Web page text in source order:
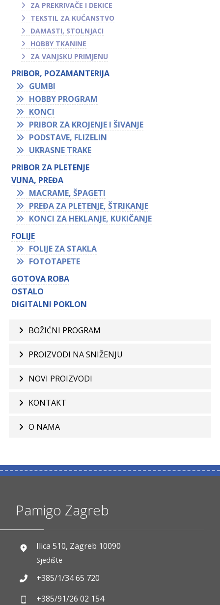
ZA PREKRIVAČE I DEKICE
TEKSTIL ZA KUĆANSTVO
DAMASTI, STOLNJACI
HOBBY TKANINE
ZA VANJSKU PRIMJENU
PRIBOR, POZAMANTERIJA
GUMBI
HOBBY PROGRAM
KONCI
PRIBOR ZA KROJENJE I ŠIVANJE
PODSTAVE, FLIZELIN
UKRASNE TRAKE
PRIBOR ZA PLETENJE
VUNA, PREĐA
MACRAME, ŠPAGETI
PREĐA ZA PLETENJE, ŠTRIKANJE
KONCI ZA HEKLANJE, KUKIČANJE
FOLIJE
FOLIJE ZA STAKLA
FOTOTAPETE
GOTOVA ROBA
OSTALO
DIGITALNI POKLON
BOŽIĆNI PROGRAM
PROIZVODI NA SNIŽENJU
NOVI PROIZVODI
KONTAKT
O NAMA
Pamigo Zagreb
Ilica 510, Zagreb 10090
Sjedište
+385/1/34 65 720
+385/91/26 02 154